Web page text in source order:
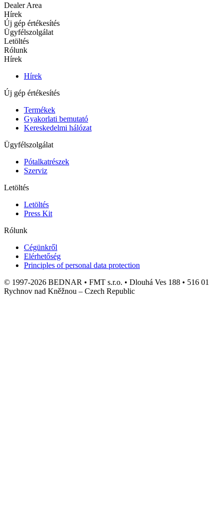
Dealer Area
Hírek
Új gép értékesítés
Ügyfélszolgálat
Letöltés
Rólunk
Hírek
Hírek
Új gép értékesítés
Termékek
Gyakorlati bemutató
Kereskedelmi hálózat
Ügyfélszolgálat
Pótalkatrészek
Szerviz
Letöltés
Letöltés
Press Kit
Rólunk
Cégünkről
Elérhetőség
Principles of personal data protection
© 1997-2026 BEDNAR • FMT s.r.o. • Dlouhá Ves 188 • 516 01
Rychnov nad Kněžnou – Czech Republic